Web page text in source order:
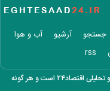
و پاکستانی اعلام شد
شد
جستجو آرشیو
آب و هوا
rss
کلیه حقوق این وب سایت متعلق به وب سایت خبری و تحلیلی اقتصاد۲۴ است و هر گونه